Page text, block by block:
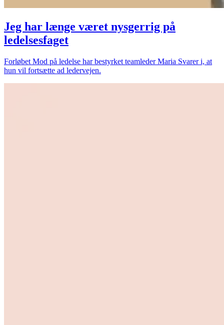
Jeg har længe været nysgerrig på
ledelsesfaget
Forløbet Mod på ledelse har bestyrket teamleder Maria Svarer i, at
hun vil fortsætte ad ledervejen.